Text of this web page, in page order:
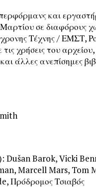
και
σε διαφόρους
Τέχνης / ΕΜΣΤ,
χρήσεις του
άλλες ανεπίσημες
Dušan Barok, Vicki
Marcell Mars, Tom
Πρόδρομος Τσιαβός